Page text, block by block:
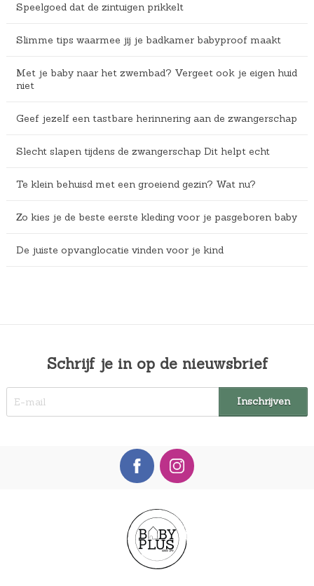
Speelgoed dat de zintuigen prikkelt
Slimme tips waarmee jij je badkamer babyproof maakt
Met je baby naar het zwembad? Vergeet ook je eigen huid
niet
Geef jezelf een tastbare herinnering aan de zwangerschap
Slecht slapen tijdens de zwangerschap Dit helpt echt
Te klein behuisd met een groeiend gezin? Wat nu?
Zo kies je de beste eerste kleding voor je pasgeboren baby
De juiste opvanglocatie vinden voor je kind
Schrijf je in op de nieuwsbrief